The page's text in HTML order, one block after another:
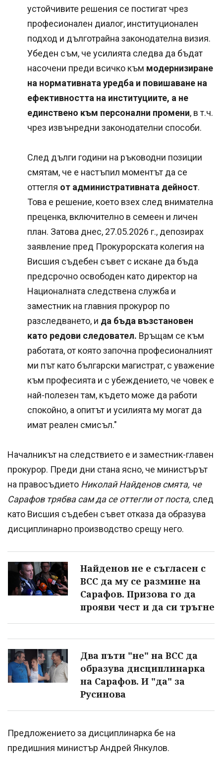
устойчивите решения се постигат чрез
професионален диалог, институционален
подход и дълготрайна законодателна визия.
Убеден съм, че усилията следва да бъдат
насочени преди всичко към модернизиране
на нормативната уредба и повишаване на
ефективността на институциите, а не
единствено към персонални промени, в т.ч.
чрез извънредни законодателни способи.
След дълги години на ръководни позиции
смятам, че е настъпил моментът да се
оттегля от административната дейност.
Това е решение, което взех след внимателна
преценка, включително в семеен и личен
план. Затова днес, 27.05.2026 г., депозирах
заявление пред Прокурорската колегия на
Висшия съдебен съвет с искане да бъда
предсрочно освободен като директор на
Националната следствена служба и
заместник на главния прокурор по
разследването, и да бъда възстановен
като редови следовател. Връщам се към
работата, от която започна професионалният
ми път като български магистрат, с уважение
към професията и с убеждението, че човек е
най-полезен там, където може да работи
спокойно, а опитът и усилията му могат да
имат реален смисъл."
Началникът на следствието е и заместник-главен
прокурор. Преди дни стана ясно, че министърът
на правосъдието Николай Найденов смята, че
Сарафов трябва сам да се оттегли от поста, след
като Висшия съдебен съвет отказа да образува
дисциплинарно производство срещу него.
Найденов не е съгласен с
ВСС да му се размине на
Сарафов. Призова го да
прояви чест и да си тръгне
Два пъти "не" на ВСС да
образува дисциплинарка
на Сарафов. И "да" за
Русинова
Предложението за дисциплинарка бе на
предишния министър Андрей Янкулов.